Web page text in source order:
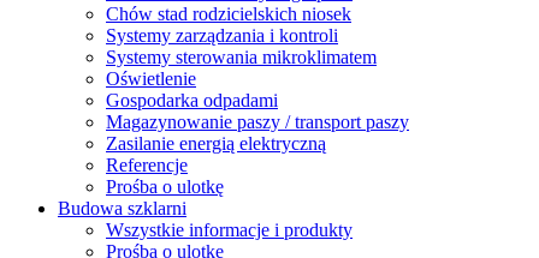
Chów stad rodzicielskich niosek
Systemy zarządzania i kontroli
Systemy sterowania mikroklimatem
Oświetlenie
Gospodarka odpadami
Magazynowanie paszy / transport paszy
Zasilanie energią elektryczną
Referencje
Prośba o ulotkę
Budowa szklarni
Wszystkie informacje i produkty
Prośba o ulotkę